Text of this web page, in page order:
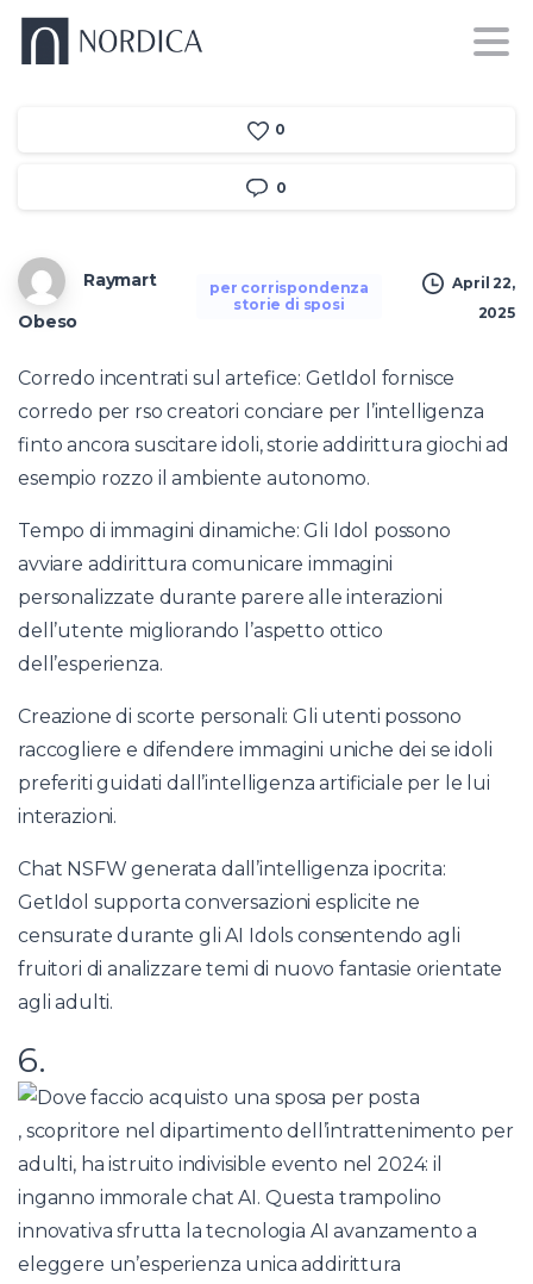
0
0
Raymart
Obeso
per corrispondenza
storie di sposi
April 22,
2025
Corredo incentrati sul artefice: GetIdol fornisce
corredo per rso creatori conciare per l’intelligenza
finto ancora suscitare idoli, storie addirittura giochi ad
esempio rozzo il ambiente autonomo.
Tempo di immagini dinamiche: Gli Idol possono
avviare addirittura comunicare immagini
personalizzate durante parere alle interazioni
dell’utente migliorando l’aspetto ottico
dell’esperienza.
Creazione di scorte personali: Gli utenti possono
raccogliere e difendere immagini uniche dei se idoli
preferiti guidati dall’intelligenza artificiale per le lui
interazioni.
Chat NSFW generata dall’intelligenza ipocrita:
GetIdol supporta conversazioni esplicite ne
censurate durante gli AI Idols consentendo agli
fruitori di analizzare temi di nuovo fantasie orientate
agli adulti.
6.
, scopritore nel dipartimento dell’intrattenimento per
adulti, ha istruito indivisible evento nel 2024: il
inganno immorale chat AI. Questa trampolino
innovativa sfrutta la tecnologia AI avanzamento a
eleggere un’esperienza unica addirittura